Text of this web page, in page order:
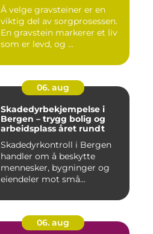
Å velge gravsteiner er en
viktig del av sorgprosessen.
En gravstein markerer et liv
som er levd, og ...
06. aug
Skadedyrbekjempelse i
Bergen – trygg bolig og
arbeidsplass året rundt
Skadedyrkontroll i Bergen
handler om å beskytte
mennesker, bygninger og
eiendeler mot små...
06. aug